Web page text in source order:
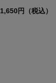
1,650円（税込）